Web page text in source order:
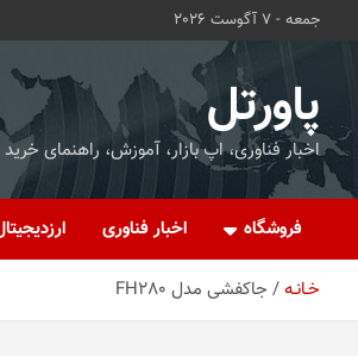
جمعه - 7 آگوست 2026
پاورتل
اخبار فناوری، اپ بازار، آموزش، راهنمای
فروشگاه اخبار فناوری
خـانـه جاکفشی مدل FH280